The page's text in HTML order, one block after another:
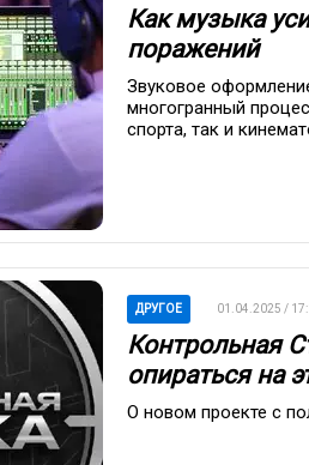
Как музыка
поражений
Звуковое
многогранный
спорта, так и
ДРУГОЕ 01.04.2025 /
Контрольная
опираться на
О новом проекте с